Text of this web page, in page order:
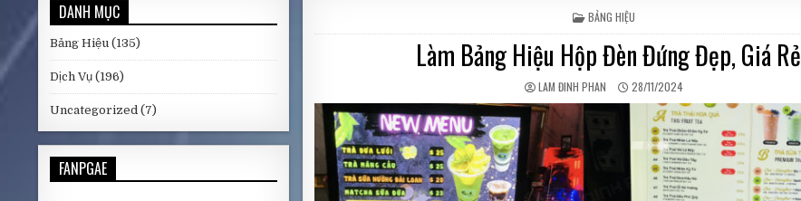
POSTED IN
BẢNG HIỆU
Làm Bảng Hiệu Hộp Đèn Đứng Đẹp, Giá Rẻ
AUTHOR:
LAM ĐINH PHAN PUBLISHED DATE:
28/11/2024
DANH MỤC
Bảng Hiệu (135)
Dịch Vụ (196)
Uncategorized (7)
FANPGAE